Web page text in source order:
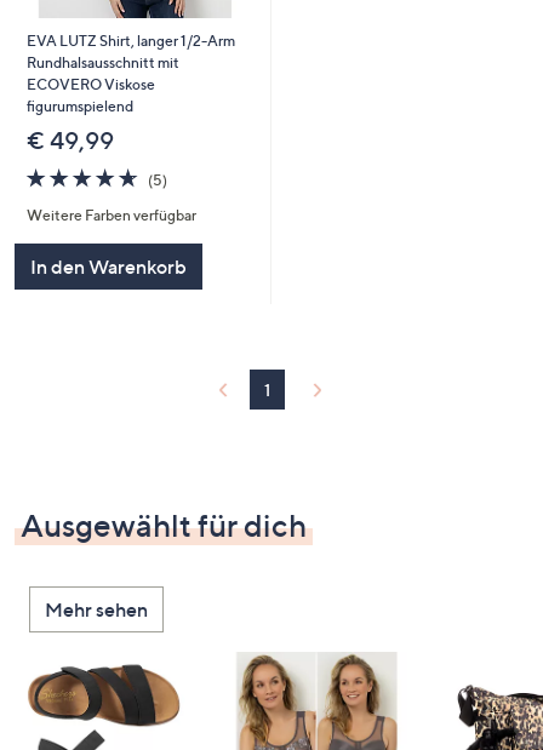
anzuzeigen.
EVA LUTZ Shirt, langer 1/2-Arm
Rundhalsausschnitt mit
ECOVERO Viskose
figurumspielend
€ 49,99
4.6
von
5
(5)5
Weitere Farben verfügbar
In den Warenkorb
1
Ausgewählt für dich
Mehr sehen